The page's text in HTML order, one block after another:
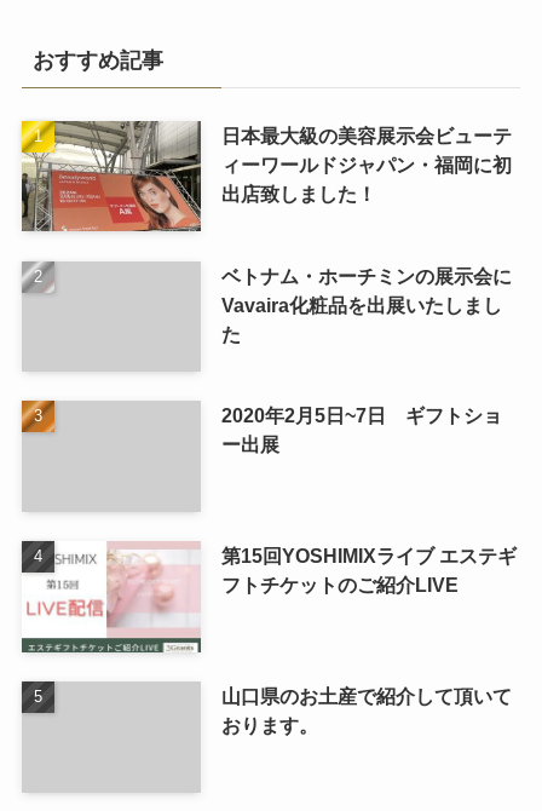
おすすめ記事
日本最大級の美容展示会ビューテ
ィーワールドジャパン・福岡に初
出店致しました！
ベトナム・ホーチミンの展示会に
Vavaira化粧品を出展いたしまし
た
2020年2月5日~7日 ギフトショ
ー出展
第15回YOSHIMIXライブ エステギ
フトチケットのご紹介LIVE
山口県のお土産で紹介して頂いて
おります。